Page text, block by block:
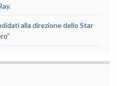
alla direzione dello Star